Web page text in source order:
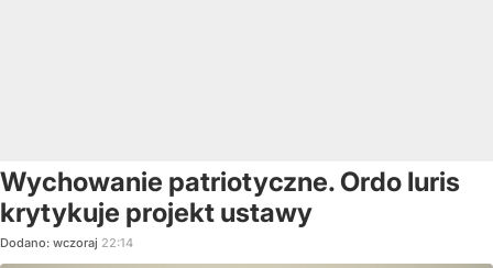
Wychowanie patriotyczne. Ordo Iuris
krytykuje projekt ustawy
Dodano: wczoraj 22:14